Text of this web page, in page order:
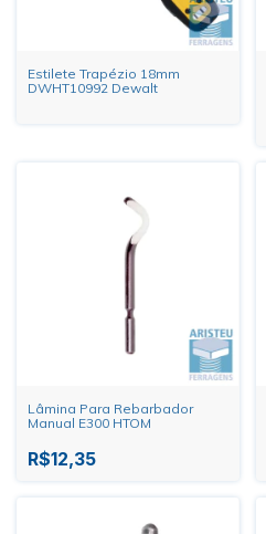
Estilete Trapézio 18mm
DWHT10992 Dewalt
Lâmina Para Rebarbador
Manual E300 HTOM
R$12,35